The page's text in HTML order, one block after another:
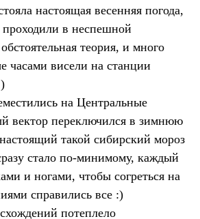
настоящая весенняя погода,
проходили в неспешной
теория, и много
часами висели на станции
на Центральные
вектор переключился в зимнюю
такой сибирский мороз
стало по-минимому, каждый
и ногами, чтобы согреться на
справились все :)
потеплело